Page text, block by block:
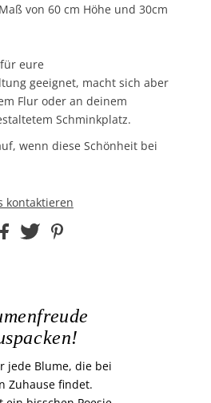
von 60 cm Höhe und 30cm
eure
geeignet, macht sich aber
Flur oder an deinem
Schminkplatz.
wenn diese Schönheit bei
kontaktieren
jede Blume, die bei
Zuhause findet.